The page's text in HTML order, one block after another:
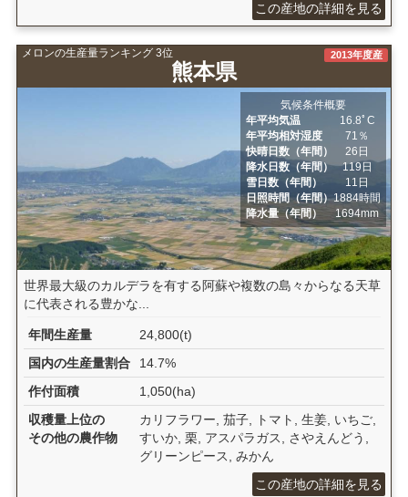
この産地の詳細を見る
メロンの生産量ランキング 3位
熊本県
2013年度産
気候条件概要
年平均気温
16.8ﾟC
年平均相対湿度
71％
快晴日数（年間）
26日
降水日数（年間）
119日
雪日数（年間）
11日
日照時間（年間）1884時間
降水量（年間）
1694mm
世界最大級のカルデラを有する阿蘇や複数の島々からなる天草
に代表される豊かな...
年間生産量
24,800(t)
国内の生産量割合
14.7%
作付面積
1,050(ha)
収穫量上位の
その他の農作物
カリフラワー, 茄子, トマト, 生姜, いちご,
すいか, 栗, アスパラガス, さやえんどう,
グリーンピース, みかん
この産地の詳細を見る